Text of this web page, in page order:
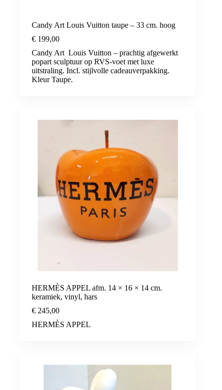
Candy Art Louis Vuitton taupe – 33 cm. hoog
€ 199,00
Candy Art Louis Vuitton – prachtig afgewerkt
popart sculptuur op RVS-voet met luxe
uitstraling. Incl. stijlvolle cadeauverpakking.
Kleur Taupe.
HERMÈS APPEL afm. 14 × 16 × 14 cm.
keramiek, vinyl, hars
€ 245,00
HERMÈS APPEL